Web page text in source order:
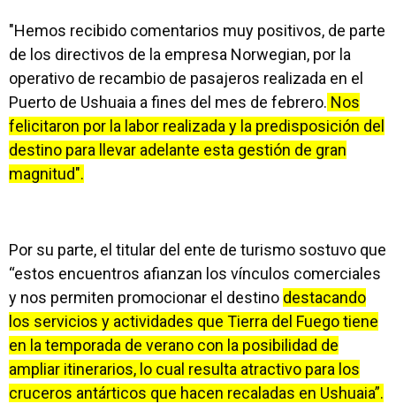
"Hemos recibido comentarios muy positivos, de parte
de los directivos de la empresa Norwegian, por la
operativo de recambio de pasajeros realizada en el
Puerto de Ushuaia a fines del mes de febrero. Nos
felicitaron por la labor realizada y la predisposición del
destino para llevar adelante esta gestión de gran
magnitud".
Por su parte, el titular del ente de turismo sostuvo que
“estos encuentros afianzan los vínculos comerciales
y nos permiten promocionar el destino destacando
los servicios y actividades que Tierra del Fuego tiene
en la temporada de verano con la posibilidad de
ampliar itinerarios, lo cual resulta atractivo para los
cruceros antárticos que hacen recaladas en Ushuaia”.